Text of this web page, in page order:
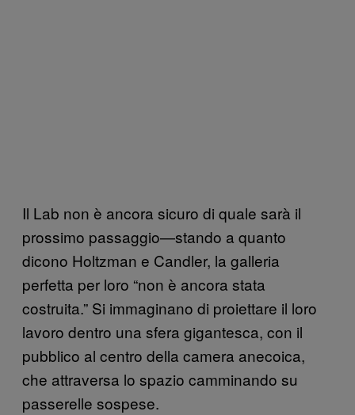
Il Lab non è ancora sicuro di quale sarà il
prossimo passaggio—stando a quanto
dicono Holtzman e Candler, la galleria
perfetta per loro “non è ancora stata
costruita.” Si immaginano di proiettare il loro
lavoro dentro una sfera gigantesca, con il
pubblico al centro della camera anecoica,
che attraversa lo spazio camminando su
passerelle sospese.